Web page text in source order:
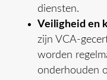
diensten.
Veiligheid en
zijn VCA-
worden
onderhouden